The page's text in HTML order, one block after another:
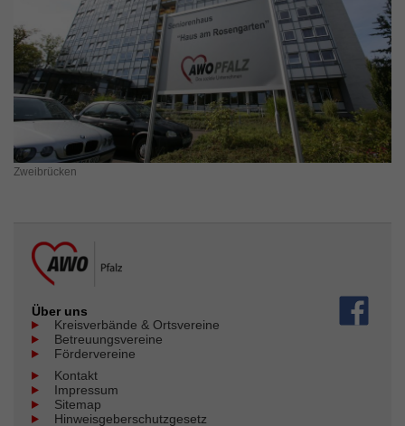
Zweibrücken
Über uns
Kreisverbände & Ortsvereine
Betreuungsvereine
Fördervereine
Kontakt
Impressum
Sitemap
Hinweisgeberschutzgesetz